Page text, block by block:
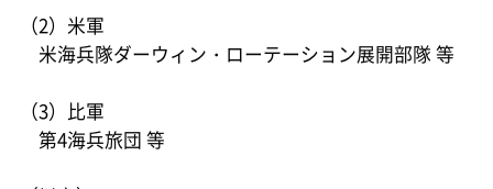
（2）米軍
米海兵隊ダーウィン・ローテーション展開部隊 等
（3）比軍
第4海兵旅団 等